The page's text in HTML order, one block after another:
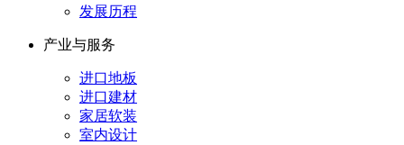
发展历程
产业与服务
进口地板
进口建材
家居软装
室内设计